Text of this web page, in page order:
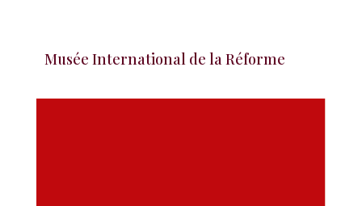
Musée International de la Réforme